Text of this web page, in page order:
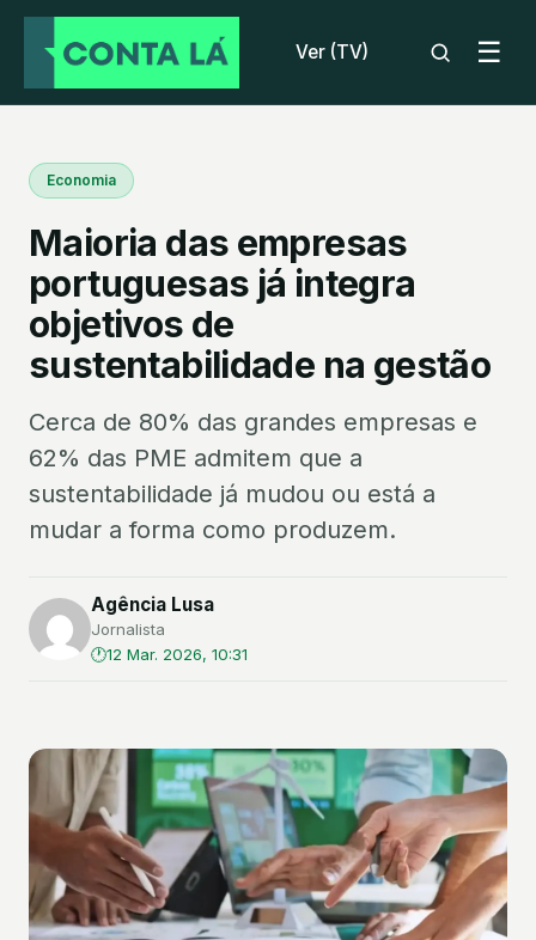
Ver (TV) ☰
Economia
Maioria das empresas
portuguesas já integra
objetivos de
sustentabilidade na gestão
Cerca de 80% das grandes empresas e
62% das PME admitem que a
sustentabilidade já mudou ou está a
mudar a forma como produzem.
Agência Lusa
Jornalista
12 Mar. 2026, 10:31